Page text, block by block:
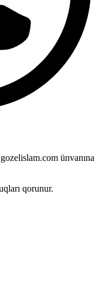
ünvanına
qorunur.